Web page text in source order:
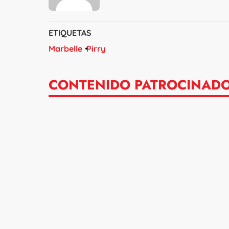
ETIQUETAS
Marbelle Pirry
CONTENIDO